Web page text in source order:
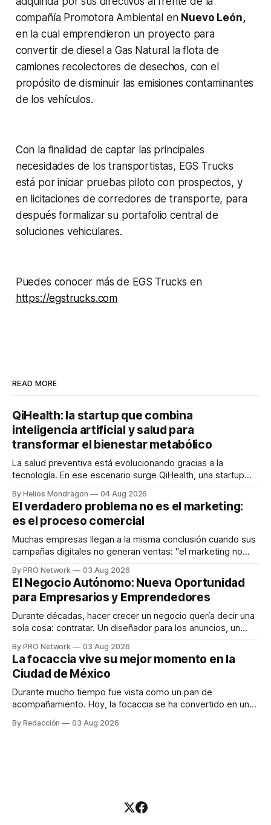
compañía Promotora Ambiental en Nuevo León,
en la cual emprendieron un proyecto para
convertir de diesel a Gas Natural la flota de
camiones recolectores de desechos, con el
propósito de disminuir las emisiones contaminantes
de los vehículos.
Con la finalidad de captar las principales
necesidades de los transportistas, EGS Trucks
está por iniciar pruebas piloto con prospectos, y
en licitaciones de corredores de transporte, para
después formalizar su portafolio central de
soluciones vehiculares.
Puedes conocer más de EGS Trucks en
https://egstrucks.com
READ MORE
QiHealth: la startup que combina
inteligencia artificial y salud para
transformar el bienestar metabólico
La salud preventiva está evolucionando gracias a la
tecnología. En ese escenario surge QiHealth, una startup
dispositivos inteligentes, inteligencia artificial y monitoreo
en tiempo real para ayudar a las personas a tomar mejores
decisiones sobre su salud metabólica. Su propuesta busca
responder
By Helios Mondragon 04 Aug 2026
El verdadero problema no es el marketing:
es el proceso comercial
Muchas empresas llegan a la misma conclusión cuando sus
campañas digitales no generan ventas: "el marketing no
INTERIUS, el problema suele estar en otro lugar. Durante
una entrevista para el podcast SER PRO, el especialista en
marketing digital explicó que
By PRO Network 03 Aug 2026
El Negocio Autónomo: Nueva Oportunidad
para Empresarios y Emprendedores
Durante décadas, hacer crecer un negocio quería decir una
sola cosa: contratar. Un diseñador para los anuncios, un
para los textos, alguien que supiera de publicidad digital
para encontrar prospectos, un vendedor para atender
llamadas y mensajes, y —con suerte— una persona
By PRO Network 03 Aug 2026
La focaccia vive su mejor momento en la
Ciudad de México
Durante mucho tiempo fue vista como un pan de
acompañamiento. Hoy, la focaccia se ha convertido en uno
artesanal, ingredientes de calidad y experiencias que
By Redacción 03 Aug 2026